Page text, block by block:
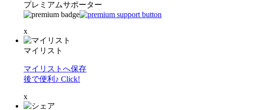
プレミアムサポーター
x
マイリスト
マイリストへ保存
後で便利♪ Click!
x